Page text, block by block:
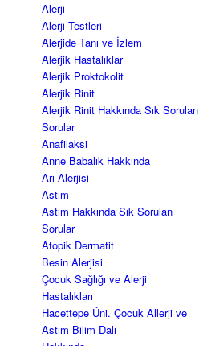
Alerji
Alerji Testleri
Alerjide Tanı ve İzlem
Alerjik Hastalıklar
Alerjik Proktokolit
Alerjik Rinit
Alerjik Rinit Hakkında Sık Sorulan
Sorular
Anafilaksi
Anne Babalık Hakkında
Arı Alerjisi
Astım
Astım Hakkında Sık Sorulan
Sorular
Atopik Dermatit
Besin Alerjisi
Çocuk Sağlığı ve Alerji
Hastalıkları
Hacettepe Üni. Çocuk Allerji ve
Astım Bilim Dalı